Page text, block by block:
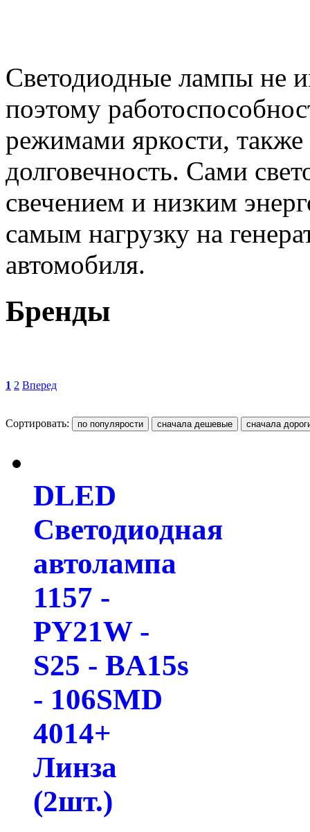
Светодиодные лампы не
поэтому
режимами яркости, также
долговечность. Сами
свечением и низким
самым нагрузку на
автомобиля.
Бренды
1 2 Вперед
Сортировать:
DLED
Светодиодная
автолампа
1157 -
PY21W -
S25 - BA15s
- 106SMD
4014+
Линза
(2шт.)